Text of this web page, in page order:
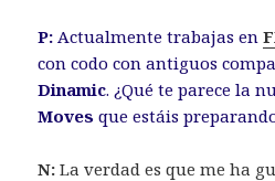
P: Actualmente trabajas en
con codo con antiguos
Dinamic. ¿Qué te parece la
Moves que estáis
N: La verdad es que me ha